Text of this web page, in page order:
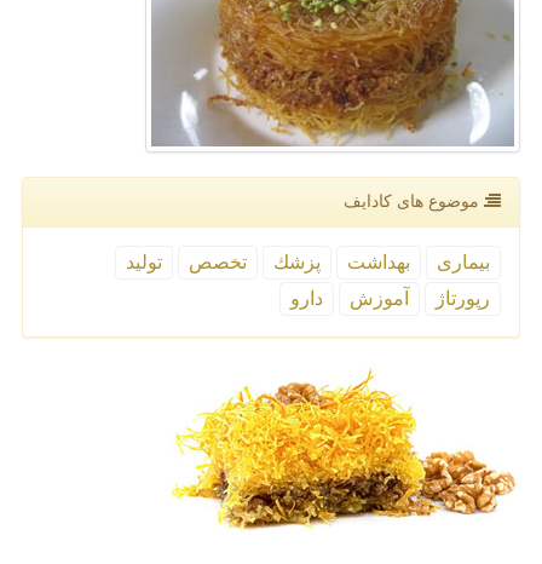
موضوع های كادایف
بیماری بهداشت پزشك تخصص
تولید
رپورتاژ
آموزش دارو